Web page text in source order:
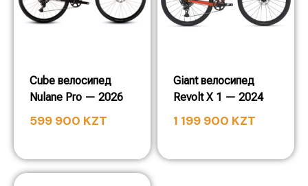
Cube велосипед
Nulane Pro — 2026
599 900 KZT
Giant велосипед
Revolt X 1 — 2024
1 199 900 KZT